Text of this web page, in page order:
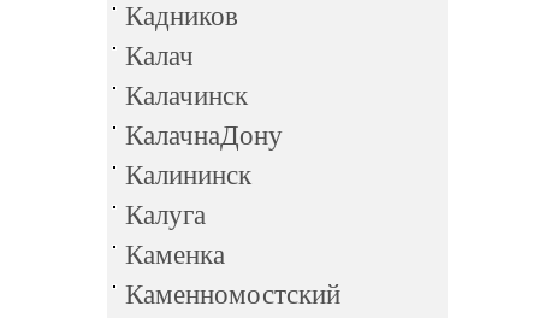
Кадников
Калач
Калачинск
КалачнаДону
Калининск
Калуга
Каменка
Каменномостский